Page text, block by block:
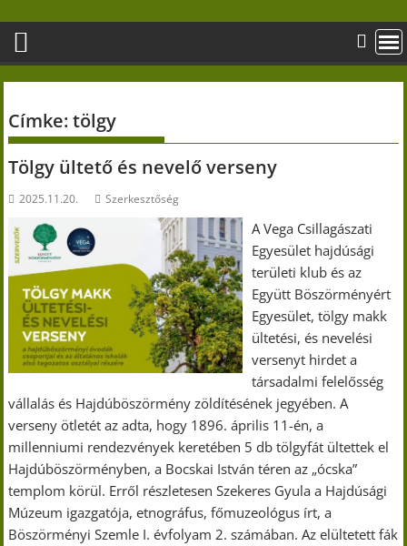
content
Címke:tölgy
Tölgy ültető és nevelő verseny
2025.11.20. Szerkesztőség
A Vega Csillagászati
Egyesület hajdúsági
területi klub és az
Együtt Böszörményért
Egyesület, tölgy makk
ültetési, és nevelési
versenyt hirdet a
társadalmi felelősség
vállalás és Hajdúböszörmény zöldítésének jegyében. A
verseny ötletét az adta, hogy 1896. április 11-én, a
millenniumi rendezvények keretében 5 db tölgyfát ültettek el
Hajdúböszörményben, a Bocskai István téren az „ócska”
templom körül. Erről részletesen Szekeres Gyula a Hajdúsági
Múzeum igazgatója, etnográfus, főmuzeológus írt, a
Böszörményi Szemle I. évfolyam 2. számában. Az elültetett fák